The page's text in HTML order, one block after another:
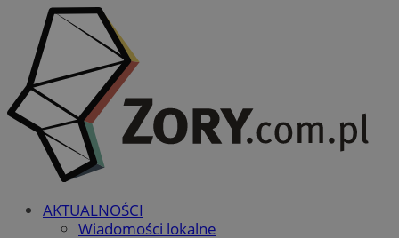
AKTUALNOŚCI
Wiadomości lokalne